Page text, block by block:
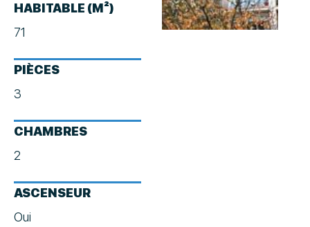
HABITABLE (M²)
71
PIÈCES
3
CHAMBRES
2
ASCENSEUR
Oui